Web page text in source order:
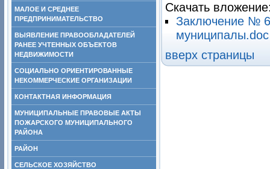
МАЛОЕ И СРЕДНЕЕ
ПРЕДПРИНИМАТЕЛЬСТВО
ВЫЯВЛЕНИЕ ПРАВООБЛАДАТЕЛЕЙ
РАНЕЕ УЧТЕННЫХ ОБЪЕКТОВ
НЕДВИЖИМОСТИ
СОЦИАЛЬНО ОРИЕНТИРОВАННЫЕ
НЕКОММЕРЧЕСКИЕ ОРГАНИЗАЦИИ
КОНТАКТНАЯ ИНФОРМАЦИЯ
МУНИЦИПАЛЬНЫЕ ПРАВОВЫЕ АКТЫ
ПОЖАРСКОГО МУНИЦИПАЛЬНОГО
РАЙОНА
РАЙОН
СЕЛЬСКОЕ ХОЗЯЙСТВО
Скачать
Заключение №
муниципалы.doc
вверх страницы